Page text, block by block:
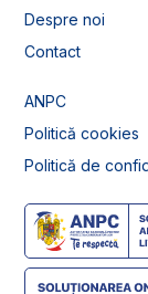
Despre noi
Contact
ANPC
Politică cookies
Politică de